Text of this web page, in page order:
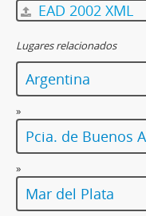
[Unidad
[Unidad
[Unidad
[Unidad
EAD 2002 XML
Lugares relacionados
Argentina
»
Pcia. de Buenos
»
Mar del Plata